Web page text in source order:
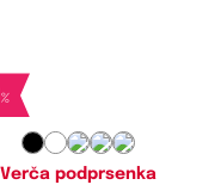
%
Verča podprsenka